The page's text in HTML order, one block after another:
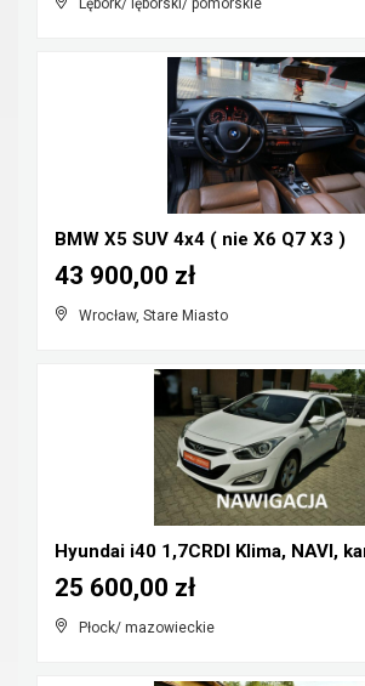
Lębork/ lęborski/ pomorskie
BMW X5 SUV 4x4 ( nie X6 Q7 X3 )
Wrocław, Stare Miasto
43 900,00 zł
Hyundai i40 1,7CRDI Klima, NAVI,
Płock/ mazowieckie
25 600,00 zł